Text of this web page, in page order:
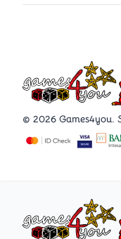
Games4you logo
© 2026 Games4you.